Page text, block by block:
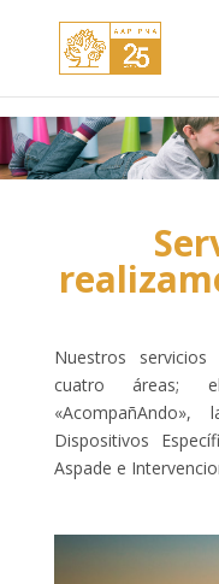
Nuestros
cuatro áreas;
Dispositivos
Aspade e